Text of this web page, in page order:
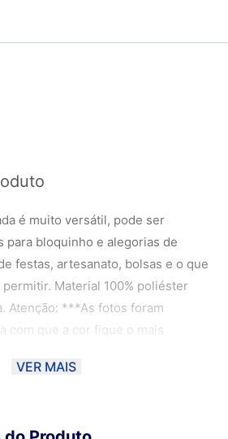
é muito versátil, pode ser
para bloquinho e alegorias de
festas, artesanato, bolsas e o que
Material 100% poliéster
Atenção: ***As fotos foram
com que a cor fique o mais
dependendo do monitor. ****Ao
VER MAIS